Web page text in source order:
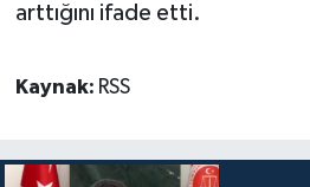
arttığını ifade etti.
Kaynak: RSS